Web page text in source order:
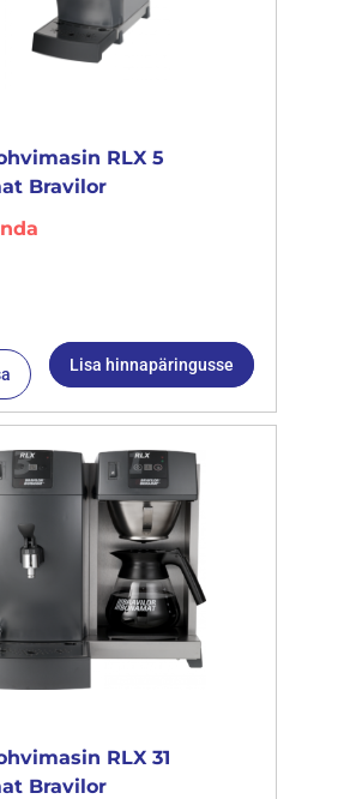
RLX 5
Bravilor
Lisa hinnapäringusse
RLX 31
Bravilor